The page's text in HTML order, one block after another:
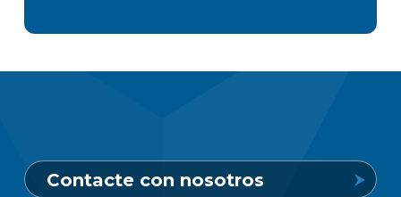
Contacte con nosotros